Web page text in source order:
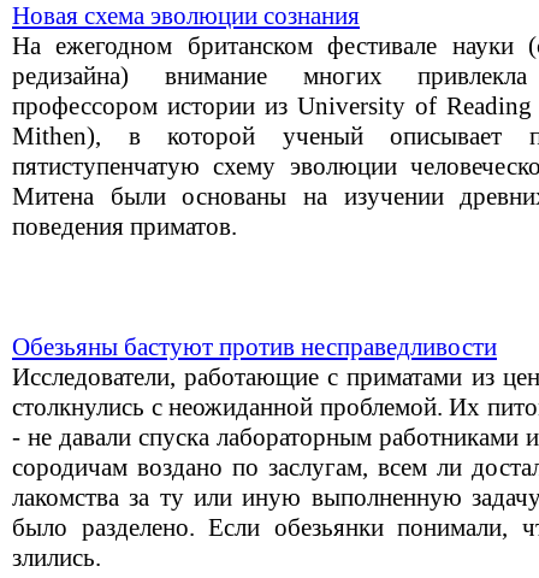
Новая схема эволюции сознания
На ежегодном британском фестивале науки
редизайна) внимание многих привлекла
профессором истории из University of
Mithen), в которой ученый описывает
пятиступенчатую схему эволюции
Митена были основаны на изучении
поведения приматов.
Обезьяны бастуют против несправедливости
Исследователи, работающие с приматами из
столкнулись с неожиданной проблемой. Их
- не давали спуска лабораторным работниками
сородичам воздано по заслугам, всем ли
лакомства за ту или иную выполненную
было разделено. Если обезьянки понимали,
злились.